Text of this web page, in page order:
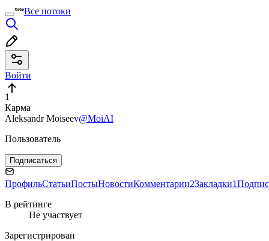
Все потоки
Войти
1
Карма
Aleksandr Moiseev@MoiAI
Пользователь
Подписаться
ПрофильСтатьиПостыНовостиКомментарии2Закладки1
В рейтинге
Не участвует
Зарегистрирован